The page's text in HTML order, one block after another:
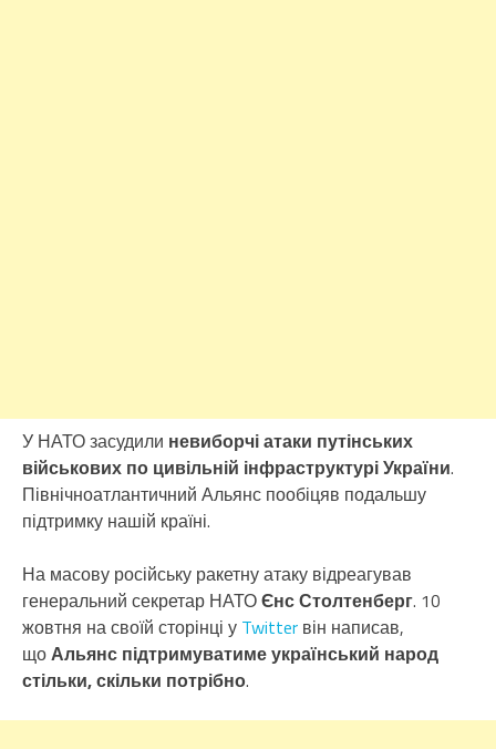
У НАТО засудили невиборчі атаки путінських
військових по цивільній інфраструктурі України.
Північноатлантичний Альянс пообіцяв подальшу
підтримку нашій країні.
На масову російську ракетну атаку відреагував
генеральний секретар НАТОЄнс Столтенберг. 10
жовтня на своїй сторінці у Twitter він написав,
щоАльянс підтримуватиме український народ
стільки, скільки потрібно.